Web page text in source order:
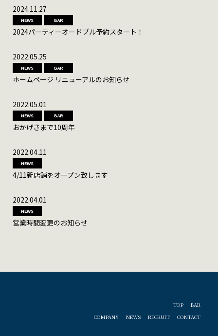
2024.11.27
NEWS BAR
2024パーティーオードブル予約スタート！
2022.05.25
NEWS BAR
ホームページ リニューアルのお知らせ
2022.05.01
NEWS BAR
おかげさまで10周年
2022.04.11
NEWS
4/11新店舗をオープン致します
2022.04.01
NEWS
営業時間変更のお知らせ
TOP
BAR
COMPANY
NEWS RECRUIT CONTACT